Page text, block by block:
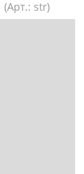
(Арт.: str)